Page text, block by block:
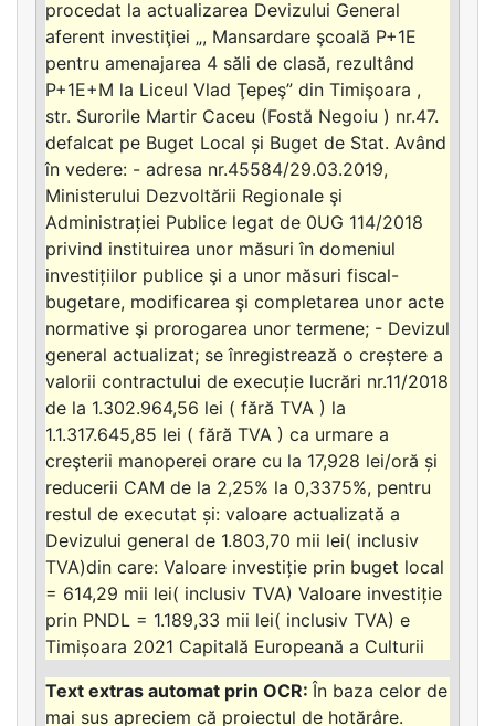
procedat la actualizarea Devizului General
aferent investiţiei „, Mansardare şcoală P+1E
pentru amenajarea 4 săli de clasă, rezultând
P+1E+M la Liceul Vlad Ţepeş” din Timişoara ,
str. Surorile Martir Caceu (Fostă Negoiu ) nr.47.
defalcat pe Buget Local și Buget de Stat. Având
în vedere: - adresa nr.45584/29.03.2019,
Ministerului Dezvoltării Regionale şi
Administrației Publice legat de 0UG 114/2018
privind instituirea unor măsuri în domeniul
investițiilor publice şi a unor măsuri fiscal-
bugetare, modificarea şi completarea unor acte
normative şi prorogarea unor termene; - Devizul
general actualizat; se înregistrează o creștere a
valorii contractului de execuție lucrări nr.11/2018
de la 1.302.964,56 lei ( fără TVA ) la
1.1.317.645,85 lei ( fără TVA ) ca urmare a
creşterii manoperei orare cu la 17,928 lei/oră și
reducerii CAM de la 2,25% la 0,3375%, pentru
restul de executat și: valoare actualizată a
Devizului general de 1.803,70 mii lei( inclusiv
TVA)din care: Valoare investiție prin buget local
= 614,29 mii lei( inclusiv TVA) Valoare investiție
prin PNDL = 1.189,33 mii lei( inclusiv TVA) e
Timișoara 2021 Capitală Europeană a Culturii
În baza celor de
mai sus apreciem că proiectul de hotărâre.